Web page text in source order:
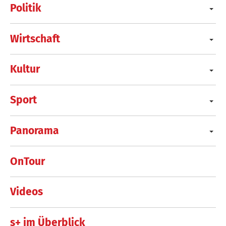
Politik
Wirtschaft
Kultur
Sport
Panorama
OnTour
Videos
s+ im Überblick